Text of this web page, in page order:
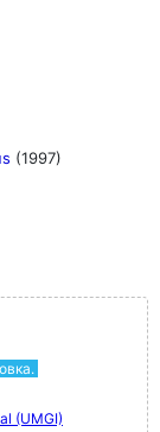
(1997)
(UMGI)